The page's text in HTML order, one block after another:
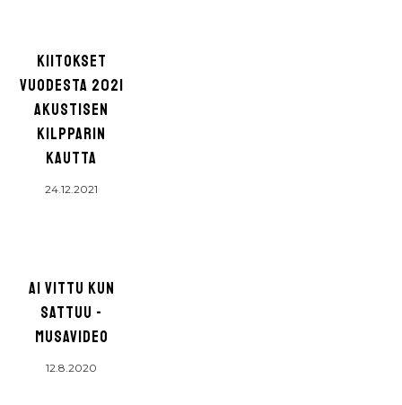
KIITOKSET
VUODESTA 2021
AKUSTISEN
KILPPARIN
KAUTTA
24.12.2021
AI VITTU KUN
SATTUU -
MUSAVIDEO
12.8.2020